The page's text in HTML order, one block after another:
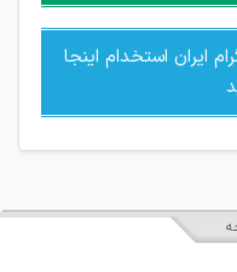
استخدام اینجا